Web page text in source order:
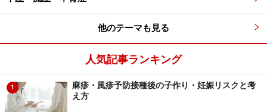
なと思う訳です。
排卵日にＨをあからさまに要求するのは逆
効果
これは皆さんも経験されていると思います。男性はそう
他のテーマも見る
人気記事ランキング
1
麻疹・風疹予防接種後の子作り・妊娠リスクと考
え方